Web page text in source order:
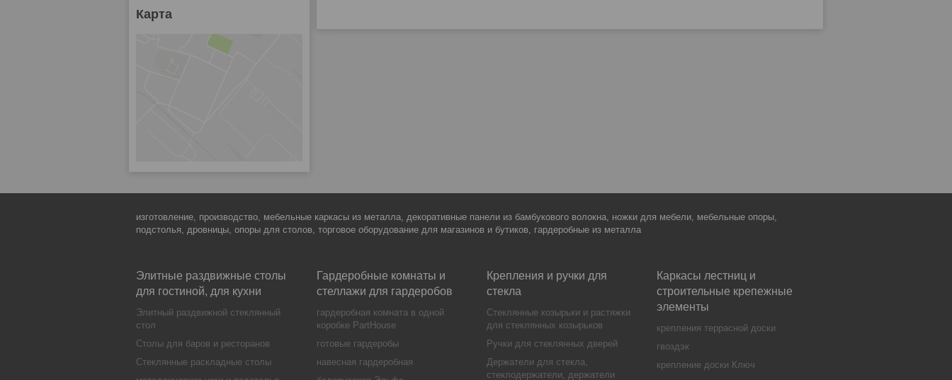
Карта
изготовление, производство, мебельные каркасы из металла, декоративные панели из бамбукового волокна, ножки для мебели, мебельные опоры,
подстолья, дровницы, опоры для столов, торговое оборудование для магазинов и бутиков, гардеробные из металла
Элитные раздвижные столы
для гостиной, для кухни
Элитный раздвижной стеклянный
стол
Столы для баров и ресторанов
Стеклянные раскладные столы
Гардеробные комнаты и
стеллажи для гардеробов
гардеробная комната в одной
коробке PartHouse
готовые гардеробы
навесная гардеробная
Крепления и ручки для
стекла
Стеклянные козырьки и растяжки
для стеклянных козырьков
Ручки для стеклянных дверей
Держатели для стекла,
стеклодержатели, держатели
Каркасы лестниц и
строительные крепежные
элементы
крепления террасной доски
гвоздэк
крепление доски Ключ